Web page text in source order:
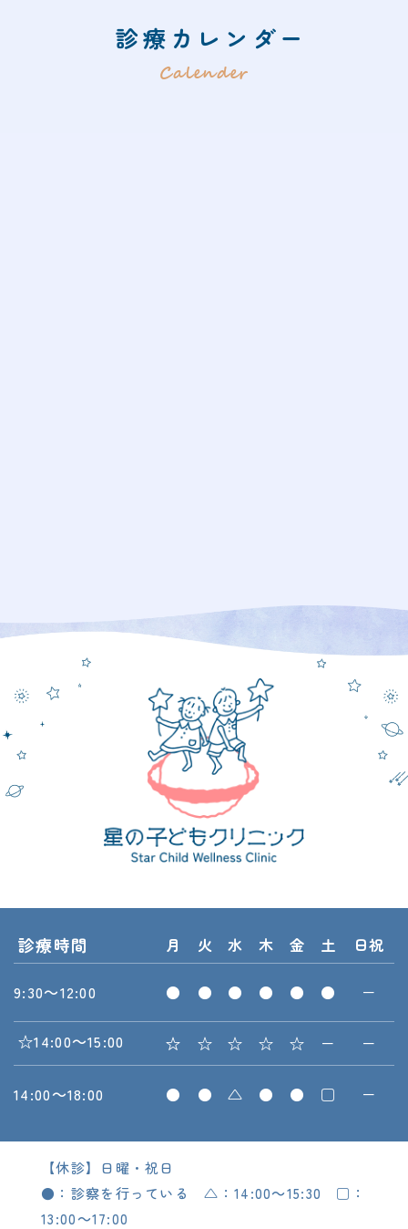
診療カレンダー
Calender
診療時間 月 火 水 木 金 土 日祝
9:30～12:00 ● ● ● ● ● ● －
☆14:00～15:00 ☆ ☆ ☆ ☆ ☆ － －
14:00～18:00 ● ● △ ● ● □ －
【休診】日曜・祝日
●：診察を行っている △：14:00～15:30 □：
13:00～17:00